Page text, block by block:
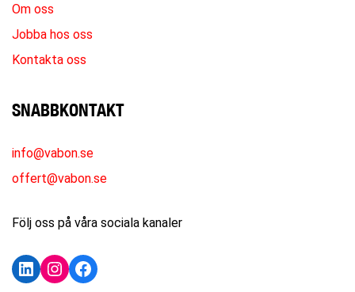
Om oss
Jobba hos oss
Kontakta oss
SNABBKONTAKT
info@vabon.se
offert@vabon.se
Följ oss på våra sociala kanaler
LinkedIn
Instagram
Facebook